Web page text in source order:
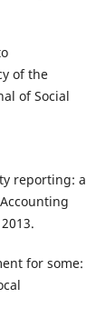
of the
of Social
reporting: a
for some: